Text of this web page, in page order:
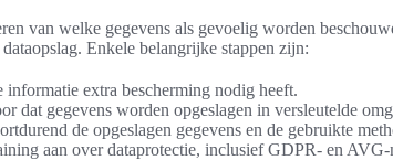
van welke gegevens als gevoelig worden
Enkele belangrijke stappen zijn:
informatie extra bescherming nodig heeft.
dat gegevens worden opgeslagen in versleutelde
de opgeslagen gegevens en de gebruikte
aan over dataprotectie, inclusief GDPR- en AVG-